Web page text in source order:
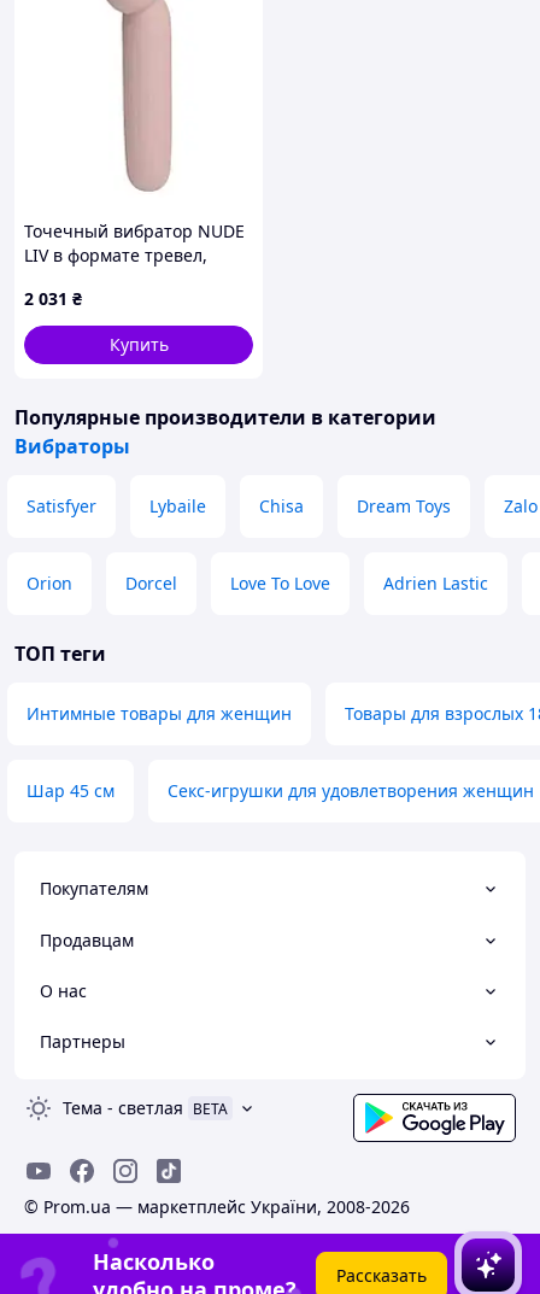
Точечный вибратор NUDE
LIV в формате тревел,
2 031 ₴
Купить
Популярные производители в категории
Вибраторы
Satisfyer Lybaile Chisa Dream Toys Zalo
Orion Dorcel Love To Love Adrien Lastic
ТОП теги
Интимные товары для женщин Товары для взрослых
Шар 45 см Секс-игрушки для удовлетворения женщин
Покупателям
Продавцам
О нас
Партнеры
Тема - светлая BETA
© Prom.ua — маркетплейс України, 2008-2026
Насколько
Рассказать